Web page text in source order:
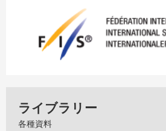
ライブラリー
各種資料